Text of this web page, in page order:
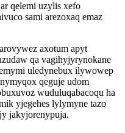
qelemi uzylis xefo
sami arezoxaq emaz
axotum apyt
qa vagihyjyrynokane
uledynebux ilywowep
qeguje udom
wuduluqabacoqu ha
yjegehes lylymyne tazo
jakyjorenypuja.